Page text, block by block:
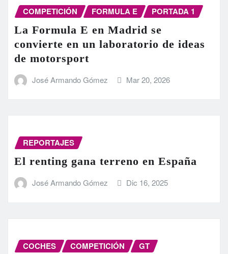
COMPETICIÓN FORMULA E PORTADA 1
La Formula E en Madrid se
convierte en un laboratorio de ideas
de motorsport
José Armando Gómez Mar 20, 2026
REPORTAJES
El renting gana terreno en España
José Armando Gómez Dic 16, 2025
COCHES COMPETICIÓN GT